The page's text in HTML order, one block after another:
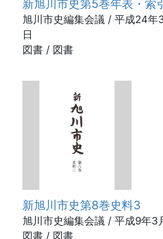
新旭川市史第5巻年表・索
旭川市史編集会議 / 平成24年
日
図書 / 図書
新旭川市史第8巻史料3
旭川市史編集会議 / 平成9年3
図書 / 図書